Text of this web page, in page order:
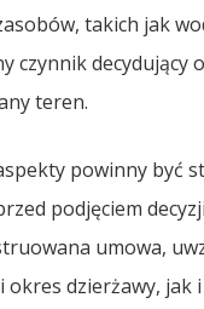
takich jak
czynnik decydujący
teren.
powinny być
podjęciem
umowa,
okres dzierżawy, jak